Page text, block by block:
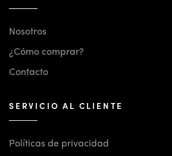
Nosotros
¿Cómo comprar?
Contacto
SERVICIO AL CLIENTE
Políticas de privacidad